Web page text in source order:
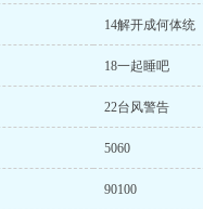
14解开成何体统
18一起睡吧
22台风警告
5060
90100